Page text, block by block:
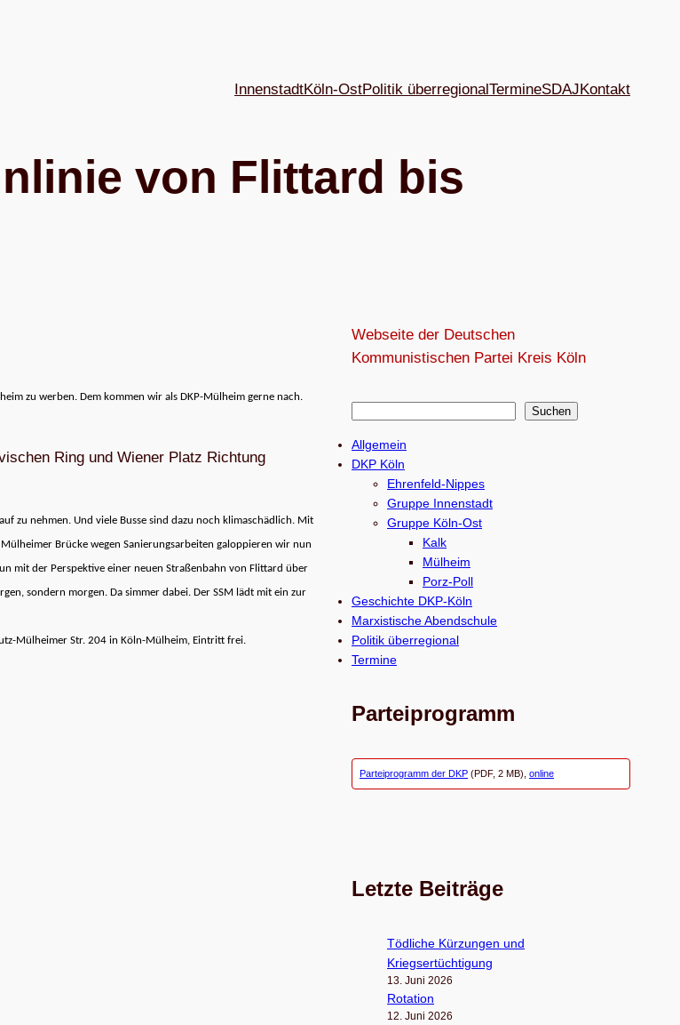
InnenstadtKöln-OstPolitik überregionalTermineSDAJKon­takt
von Flit­tard bis
zu wer­ben. Dem kom­men wir als DKP-Mül­heim gerne nach.
Ring und Wie­ner Platz Rich­tung
zu neh­men. Und viele Busse sind dazu noch kli­ma­schäd­lich. Mit
Brü­cke wegen Sanie­rungs­ar­bei­ten galop­pie­ren wir nun
mit der Per­spek­tive einer neuen Stra­ßen­bahn von Flit­tard über
son­dern mor­gen. Da sim­mer dabei. Der SSM lädt mit ein zur
Mül­hei­mer Str. 204 in Köln-Mül­heim, Ein­tritt frei.
Webseite der Deutschen
Kommunistischen Partei Kreis Köln
c
Suchen
Allgemein
DKP Köln
Ehrenfeld-Nippes
Gruppe Innenstadt
Gruppe Köln-Ost
Kalk
Mülheim
Porz-Poll
Geschichte DKP-Köln
Marxistische Abendschule
Politik überregional
Termine
Parteiprogramm
Parteiprogramm der DKP (PDF, 2 MB), online
Letzte Beiträge
Töd­li­che Kür­zun­gen und
Kriegsertüchtigung
13. Juni 2026
Rota­tion
12. Juni 2026